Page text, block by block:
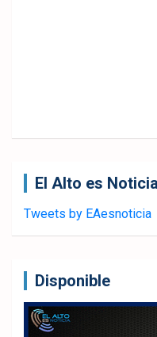
El Alto es Noticia
Tweets by EAesnoticia
Disponible